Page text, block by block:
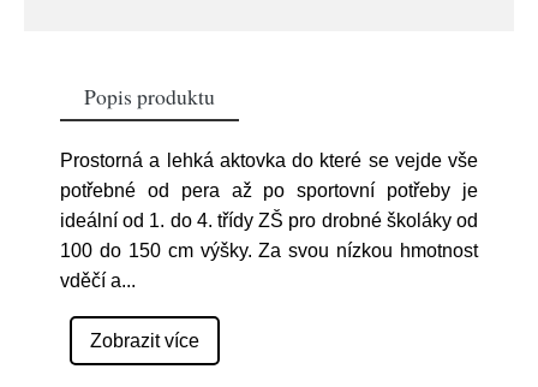
Popis produktu
Prostorná a lehká aktovka do které se vejde vše
potřebné od pera až po sportovní potřeby je
ideální od 1. do 4. třídy ZŠ pro drobné školáky od
100 do 150 cm výšky. Za svou nízkou hmotnost
vděčí a...
Zobrazit více